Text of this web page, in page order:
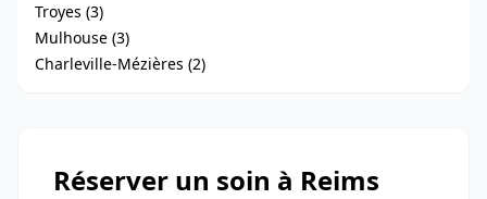
Troyes (3)
Mulhouse (3)
Charleville-Mézières (2)
Réserver un soin à Reims